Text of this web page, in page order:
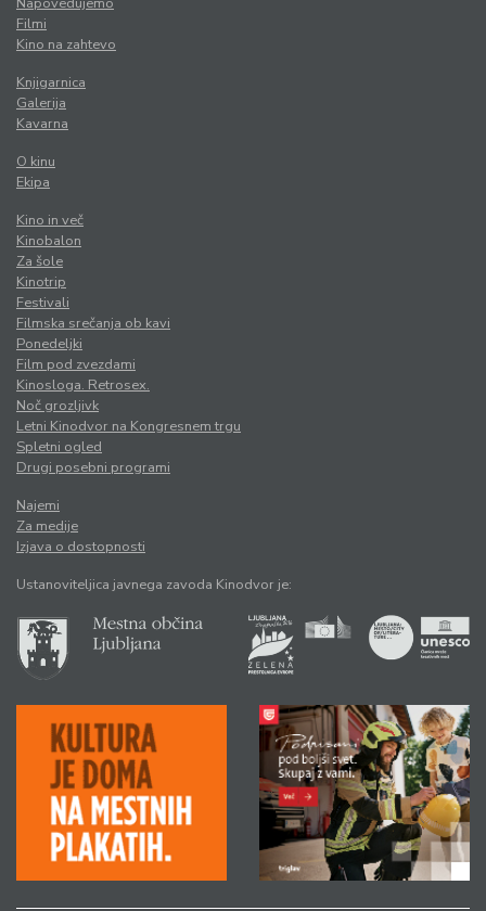
Filmi
Kino na zahtevo
Knjigarnica
Galerija
Kavarna
O kinu
Ekipa
Kino in več
Kinobalon
Za šole
Kinotrip
Festivali
Filmska srečanja ob kavi
Ponedeljki
Film pod zvezdami
Kinosloga. Retrosex.
Noč grozljivk
Letni Kinodvor na Kongresnem trgu
Spletni ogled
Drugi posebni programi
Najemi
Za medije
Izjava o dostopnosti
Ustanoviteljica javnega zavoda Kinodvor je: